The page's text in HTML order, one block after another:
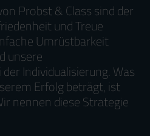
Probst & Class sind der
und Treue
Umrüstbarkeit
unsere
Individualisierung. Was
Erfolg beträgt, ist
nennen diese Strategie